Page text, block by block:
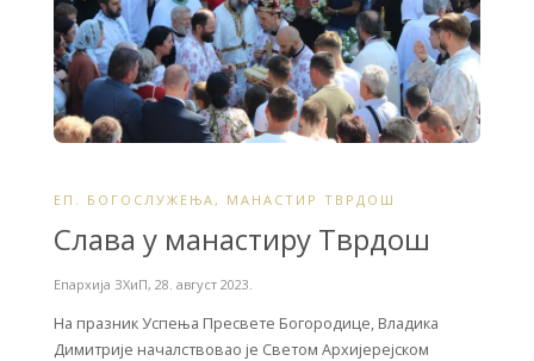
ЕП. БОГОСЛУЖЕЊА , МАНАСТИР ТВРДОШ
Слава у манастиру Тврдош
Епархија ЗХиП, 28. август 2023.
На празник Успења Пресвете Богородице, Владика
Димитрије началствовао је Светом Архијерејском